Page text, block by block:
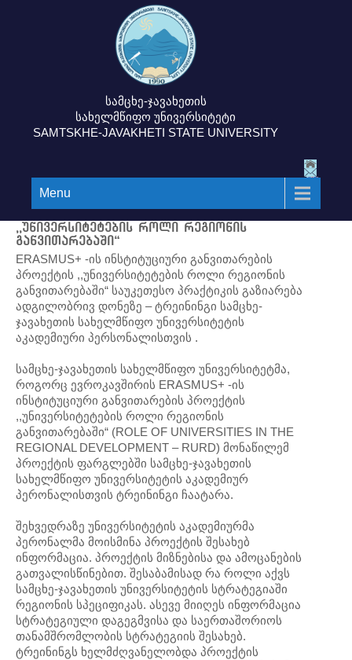
სამცხე-ჯავახეთის
სახელმწიფო უნივერსიტეტი
SAMTSKHE-JAVAKHETI STATE UNIVERSITY
Menu
,,უნივერსიტეტების როლი რეგიონის
განვითარებაში“
ERASMUS+ -ის ინსტიტუციური განვითარების
პროექტის ,,უნივერსიტეტების როლი რეგიონის
განვითარებაში“ საუკეთესო პრაქტიკის გაზიარება
ადგილობრივ დონეზე – ტრეინინგი სამცხე-
ჯავახეთის სახელმწიფო უნივერსიტეტის
აკადემიური პერსონალისთვის .
სამცხე-ჯავახეთის სახელმწიფო უნივერსიტეტმა,
როგორც ევროკავშირის ERASMUS+ -ის
ინსტიტუციური განვითარების პროექტის
,,უნივერსიტეტების როლი რეგიონის
განვითარებაში“ (ROLE OF UNIVERSITIES IN THE
REGIONAL DEVELOPMENT – RURD) მონაწილემ
პროექტის ფარგლებში სამცხე-ჯავახეთის
სახელმწიფო უნივერსიტეტის აკადემიურ
პერონალისთვის ტრეინინგი ჩაატარა.
შეხვედრაზე უნივერსიტეტის აკადემიურმა
პერონალმა მოისმინა პროექტის შესახებ
ინფორმაცია. პროექტის მიზნებისა და ამოცანების
გათვალისწინებით. შესაბამისად რა როლი აქვს
სამცხე-ჯავახეთის უნივერსიტეტის სტრატეგიაში
რეგიონის სპეციფიკას. ასევე მიიღეს ინფორმაცია
სტრატეგიული დაგეგმვისა და საერთაშორიოს
თანამშრომლობის სტრატეგიის შესახებ.
ტრეინინგს ხელმძღვანელობდა პროექტის